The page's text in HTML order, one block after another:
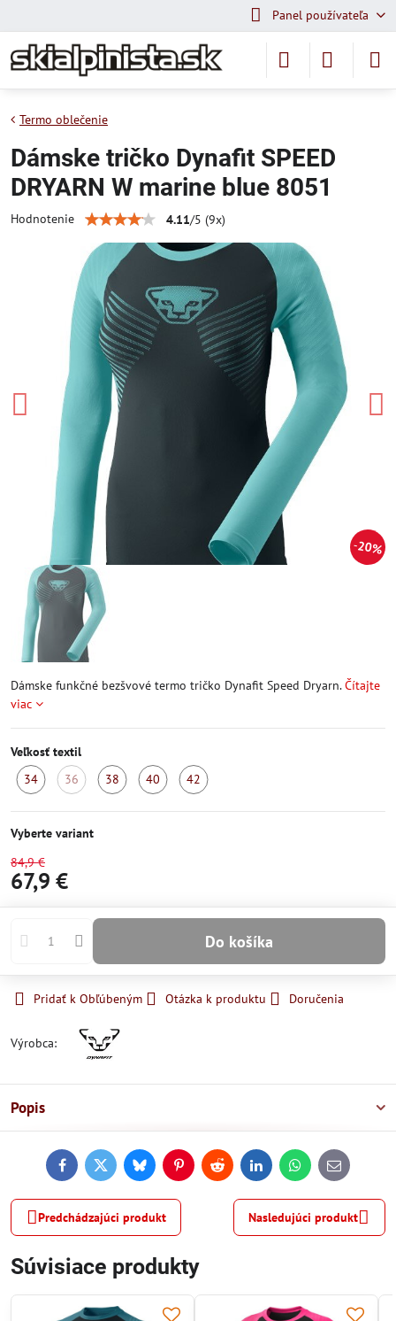
Panel používateľa
20%
Termo oblečenie
Dámske tričko Dynafit SPEED
DRYARN W marine blue 8051
Hodnotenie 4.11/5 (9x)
Dámske funkčné bezšvové termo tričko Dynafit Speed Dryarn.Čítajte
viac
Veľkosť textil
34
36
38
40
42
Vyberte variant
84,9 €
67,9 €
Do košíka
Pridať k Obľúbeným Otázka k produktu Doručenia
Výrobca:
Popis
FacebookTwitterBlueskyPinterestReddit LinkedInWhatsApp
E-
mail
Predchádzajúci produkt Nasledujúci produkt
Súvisiace produkty